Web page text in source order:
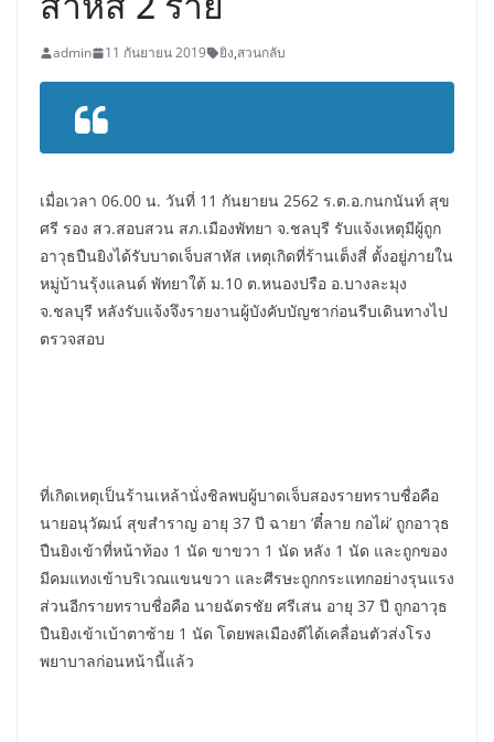
admin 11 กันยายน 2019 ยิง,สวนกลับ
เมื่อเวลา 06.00 น. วันที่ 11 กันยายน 2562 ร.ต.อ.กนกนันท์ สุข
ศรี รอง สว.สอบสวน สภ.เมืองพัทยา จ.ชลบุรี รับแจ้งเหตุมีผู้ถูก
อาวุธปืนยิงได้รับบาดเจ็บสาหัส เหตุเกิดที่ร้านเต็งสี่ ตั้งอยู่ภายใน
หมู่บ้านรุ้งแลนด์ พัทยาใต้ ม.10 ต.หนองปรือ อ.บางละมุง
จ.ชลบุรี หลังรับแจ้งจึงรายงานผู้บังคับบัญชาก่อนรีบเดินทางไป
ตรวจสอบ
ที่เกิดเหตุเป็นร้านเหล้านั่งชิลพบผู้บาดเจ็บสองรายทราบชื่อคือ
นายอนุวัฒน์ สุขสำราญ อายุ 37 ปี ฉายา ‘ตี๋ลาย กอไผ่’ ถูกอาวุธ
ปืนยิงเข้าที่หน้าท้อง 1 นัด ขาขวา 1 นัด หลัง 1 นัด และถูกของ
มีคมแทงเข้าบริเวณแขนขวา และศีรษะถูกกระแทกอย่างรุนแรง
ส่วนอีกรายทราบชื่อคือ นายฉัตรชัย ศรีเสน อายุ 37 ปี ถูกอาวุธ
ปืนยิงเข้าเบ้าตาซ้าย 1 นัด โดยพลเมืองดีได้เคลื่อนตัวส่งโรง
พยาบาลก่อนหน้านี้แล้ว